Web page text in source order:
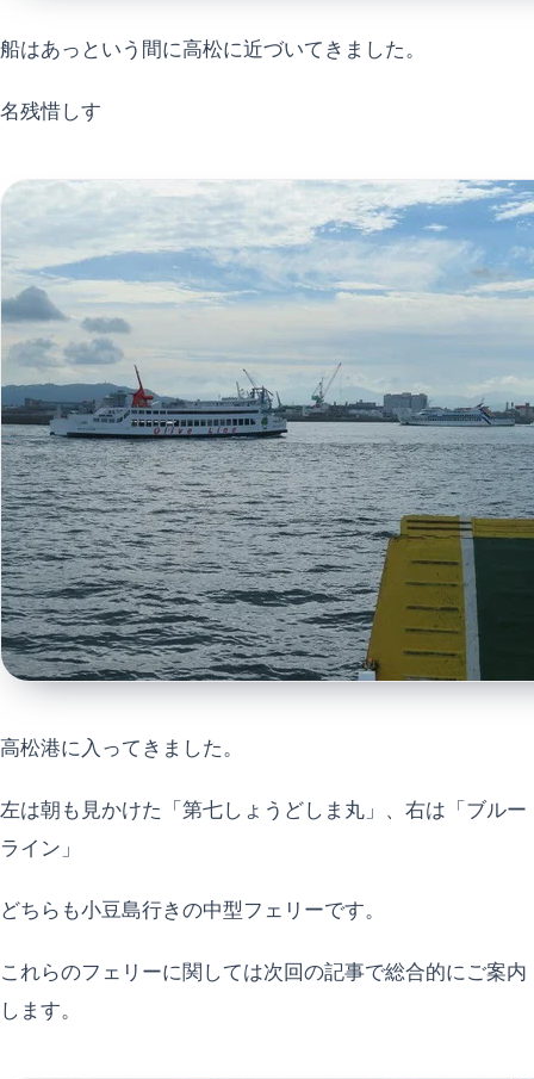
船はあっという間に高松に近づいてきました。
名残惜しす
高松港に入ってきました。
左は朝も見かけた「第七しょうどしま丸」、右は「ブルー
ライン」
どちらも小豆島行きの中型フェリーです。
これらのフェリーに関しては次回の記事で総合的にご案内
します。